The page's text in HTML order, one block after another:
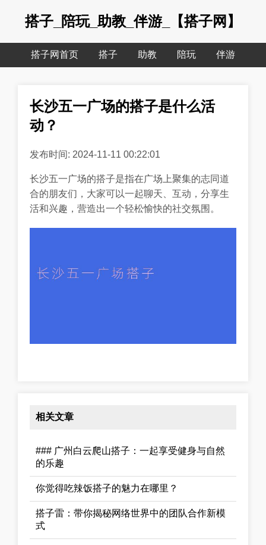
搭子_陪玩_助教_伴游_【搭子网】
搭子网首页 搭子 助教 陪玩 伴游
长沙五一广场的搭子是什么活
动？
发布时间: 2024-11-11 00:22:01
长沙五一广场的搭子是指在广场上聚集的志同道
合的朋友们，大家可以一起聊天、互动，分享生
活和兴趣，营造出一个轻松愉快的社交氛围。
相关文章
### 广州白云爬山搭子：一起享受健身与自然
的乐趣
你觉得吃辣饭搭子的魅力在哪里？
搭子雷：带你揭秘网络世界中的团队合作新模
式